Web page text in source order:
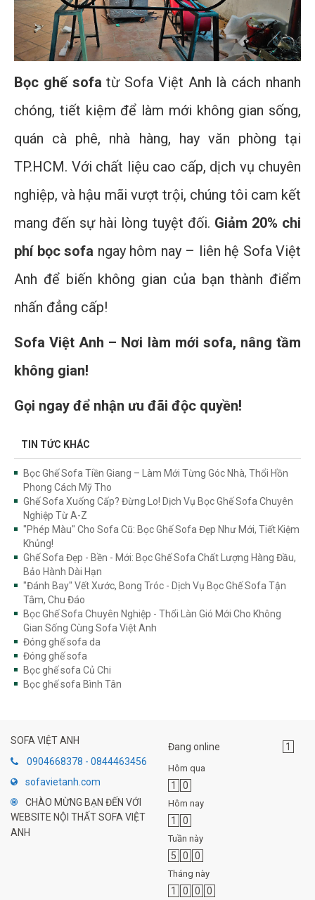
Bọc ghế sofa từ Sofa Việt Anh là cách nhanh
chóng, tiết kiệm để làm mới không gian sống,
quán cà phê, nhà hàng, hay văn phòng tại
TP.HCM. Với chất liệu cao cấp, dịch vụ chuyên
nghiệp, và hậu mãi vượt trội, chúng tôi cam kết
mang đến sự hài lòng tuyệt đối. Giảm 20% chi
phí bọc sofa ngay hôm nay – liên hệ Sofa Việt
Anh để biến không gian của bạn thành điểm
nhấn đẳng cấp!
Sofa Việt Anh – Nơi làm mới sofa, nâng tầm
không gian!
Gọi ngay để nhận ưu đãi độc quyền!
TIN TỨC KHÁC
Bọc Ghế Sofa Tiền Giang – Làm Mới Từng Góc Nhà, Thổi Hồn
Phong Cách Mỹ Tho
Ghế Sofa Xuống Cấp? Đừng Lo! Dịch Vụ Bọc Ghế Sofa Chuyên
Nghiệp Từ A-Z
"Phép Màu" Cho Sofa Cũ: Bọc Ghế Sofa Đẹp Như Mới, Tiết Kiệm
Khủng!
Ghế Sofa Đẹp - Bền - Mới: Bọc Ghế Sofa Chất Lượng Hàng Đầu,
Bảo Hành Dài Hạn
"Đánh Bay" Vết Xước, Bong Tróc - Dịch Vụ Bọc Ghế Sofa Tận
Tâm, Chu Đáo
Bọc Ghế Sofa Chuyên Nghiệp - Thổi Làn Gió Mới Cho Không
Gian Sống Cùng Sofa Việt Anh
Đóng ghế sofa da
Đóng ghế sofa
Bọc ghế sofa Củ Chi
Bọc ghế sofa Bình Tân
SOFA VIỆT ANH
0904668378 - 0844463456
sofavietanh.com
CHÀO MỪNG BẠN ĐẾN VỚI
WEBSITE NỘI THẤT SOFA VIỆT
ANH
Đang online 1
Hôm qua
1 0
Hôm nay
1 0
Tuần này
5 0 0
Tháng này
1 0 0 0